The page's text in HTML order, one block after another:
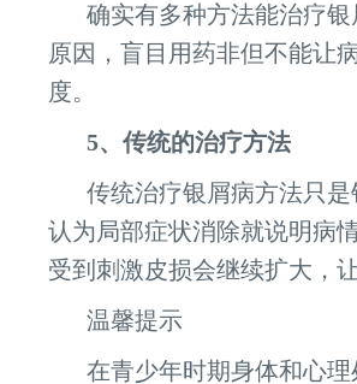
确实有多种方法能治疗
原因，盲目用药非但不能让
度。
5、传统的治疗方法
传统治疗银屑病方法只
认为局部症状消除就说明病
受到刺激皮损会继续扩大，
温馨提示
在青少年时期身体和心